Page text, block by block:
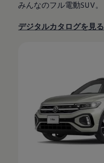
みんなのフル電動SUV。
デジタルカタログを見る